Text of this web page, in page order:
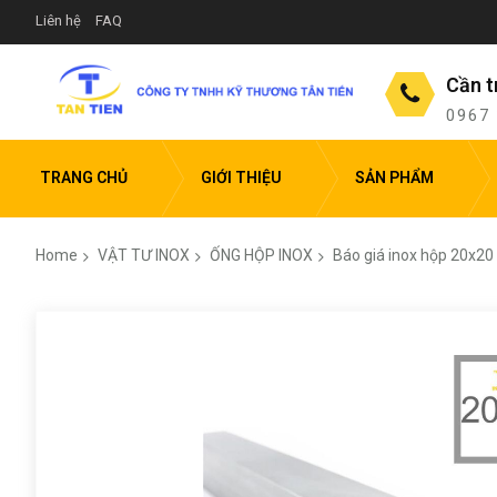
Liên hệ FAQ
Cần
0967
TRANG CHỦ GIỚI THIỆU SẢN PHẨM
Home VẬT TƯ INOX ỐNG HỘP INOX Báo giá inox hộp